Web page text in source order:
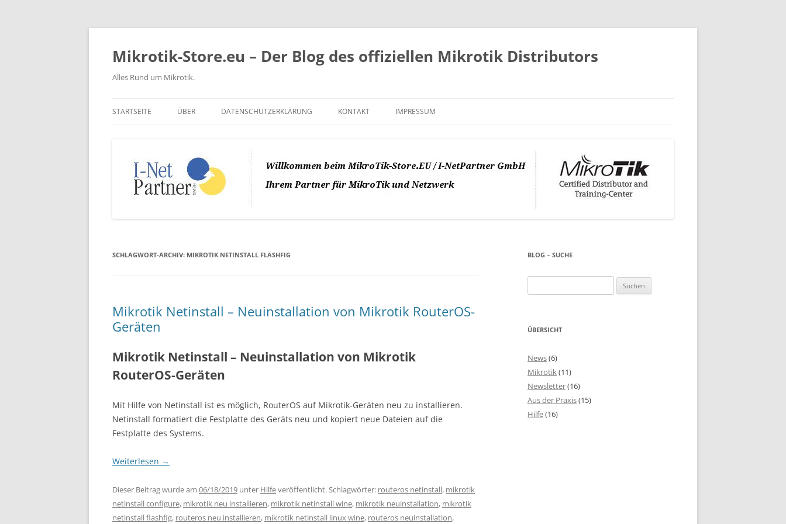
Zum
springen
Mikrotik-Store.eu – Der Blog des offiziellen Mikrotik Distributors
Alles Rund um Mikrotik.
STARTSEITE ÜBER DATENSCHUTZERKLÄRUNG KONTAKT IMPRESSUM
SCHLAGWORT-ARCHIV: MIKROTIK NETINSTALL FLASHFIG
Mikrotik Netinstall – Neuinstallation von Mikrotik RouterOS-
Geräten
Mikrotik Netinstall – Neuinstallation von Mikrotik
RouterOS-Geräten
Mit Hilfe von Netinstall ist es möglich, RouterOS auf Mikrotik-Geräten neu zu installieren.
Netinstall formatiert die Festplatte des Geräts neu und kopiert neue Dateien auf die
Festplatte des Systems.
Weiterlesen →
Dieser Beitrag wurde am 06/18/2019 unter Hilfeveröffentlicht. Schlagwörter: routeros netinstall, mikrotik
netinstall configure, mikrotik neu installieren, mikrotik netinstall wine, mikrotik neuinstallation, mikrotik
netinstall flashfig, routeros neu installieren, mikrotik netinstall linux wine, routeros neuinstallation,
BLOG – SUCHE
nach:
ÜBERSICHT
News(6)
Mikrotik(11)
Newsletter(16)
Aus der Praxis(15)
Hilfe(16)